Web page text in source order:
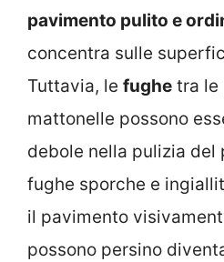
pavimento pulito e
concentra sulle
Tuttavia, le fughe tra le
mattonelle possono
debole nella pulizia del
fughe sporche e
il pavimento
possono persino